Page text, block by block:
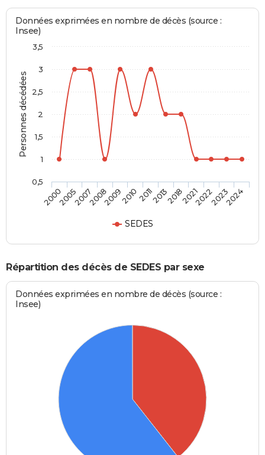
Personnes décédées
Données exprimées en nombre de décès (source :
Insee)
SEDES
2000200520072008200920102011201320182021202220232024
0,5
1
1,5
2
2,5
3
3,5
Répartition des décès de SEDES par sexe
Données exprimées en nombre de décès (source :
Insee)